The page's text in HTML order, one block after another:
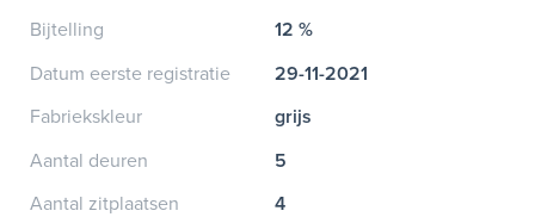
Bijtelling
12 %
Datum eerste registratie
29-11-2021
Fabriekskleur
grijs
Aantal deuren
5
Aantal zitplaatsen
4